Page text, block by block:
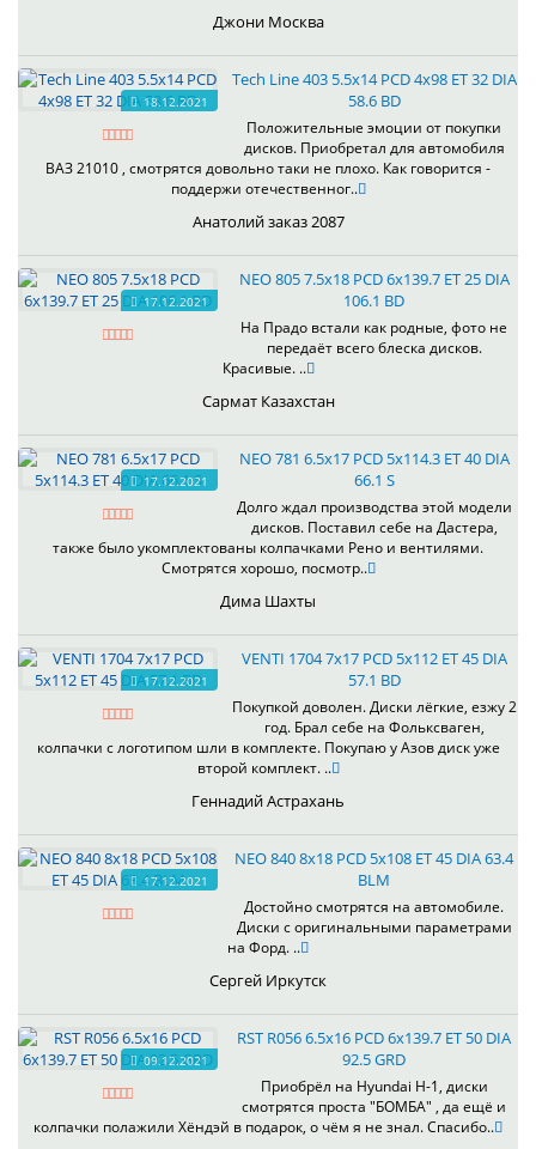
Джони Москва
18.12.2021
Tech Line 403 5.5x14 PCD 4x98 ET 32 DIA
58.6 BD
Положительные эмоции от покупки
дисков. Приобретал для автомобиля
ВАЗ 21010 , смотрятся довольно таки не плохо. Как говорится -
поддержи отечественног..
Анатолий заказ 2087
17.12.2021
NEO 805 7.5x18 PCD 6x139.7 ET 25 DIA
106.1 BD
На Прадо встали как родные, фото не
передаёт всего блеска дисков.
Красивые. ..
Сармат Казахстан
17.12.2021
NEO 781 6.5x17 PCD 5x114.3 ET 40 DIA
66.1 S
Долго ждал производства этой модели
дисков. Поставил себе на Дастера,
также было укомплектованы колпачками Рено и вентилями.
Смотрятся хорошо, посмотр..
Дима Шахты
17.12.2021
VENTI 1704 7x17 PCD 5x112 ET 45 DIA
57.1 BD
Покупкой доволен. Диски лёгкие, езжу 2
год. Брал себе на Фольксваген,
колпачки с логотипом шли в комплекте. Покупаю у Азов диск уже
второй комплект. ..
Геннадий Астрахань
17.12.2021
NEO 840 8x18 PCD 5x108 ET 45 DIA 63.4
BLM
Достойно смотрятся на автомобиле.
Диски с оригинальными параметрами
на Форд. ..
Сергей Иркутск
09.12.2021
RST R056 6.5x16 PCD 6x139.7 ET 50 DIA
92.5 GRD
Приобрёл на Hyundai H-1, диски
смотрятся проста "БОМБА" , да ещё и
колпачки полажили Хёндэй в подарок, о чём я не знал. Спасибо..